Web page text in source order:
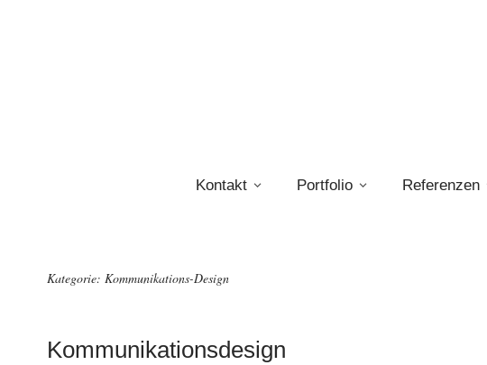
Kontakt Portfolio Referenzen
Kategorie: Kommunikations-Design
Kommunikationsdesign